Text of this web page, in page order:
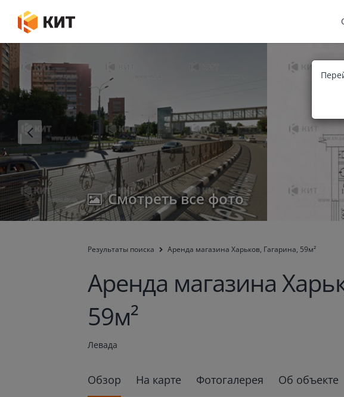
Смотреть все фото
Результаты поиска Aренда магазина Харьков, Гагарина, 59м²
Aренда магазина
59м²
Левада
Обзор На карте Фотогалерея Об объекте